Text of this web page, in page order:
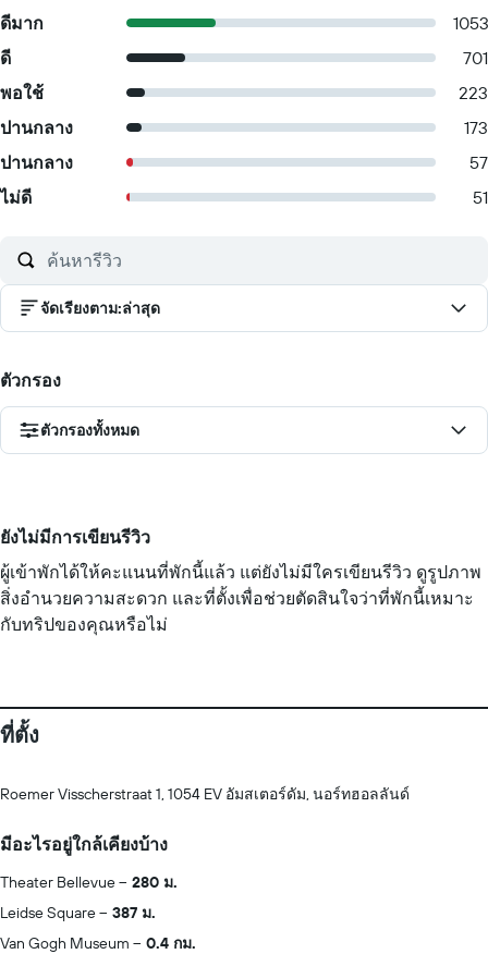
ดีมาก
1053
ดี
701
พอใช้
223
ปานกลาง
173
ปานกลาง
57
ไม่ดี
51
จัดเรียงตาม:ล่าสุด
ตัวกรอง
ตัวกรองทั้งหมด
ยังไม่มีการเขียนรีวิว
ผู้เข้าพักได้ให้คะแนนที่พักนี้แล้ว แต่ยังไม่มีใครเขียนรีวิว ดูรูปภาพ
สิ่งอำนวยความสะดวก และที่ตั้งเพื่อช่วยตัดสินใจว่าที่พักนี้เหมาะ
กับทริปของคุณหรือไม่
ที่ตั้ง
Roemer Visscherstraat 1, 1054 EV อัมสเตอร์ดัม, นอร์ทฮอลลันด์
มีอะไรอยู่ใกล้เคียงบ้าง
Theater Bellevue
280 ม.
Leidse Square
387 ม.
Van Gogh Museum
0.4 กม.